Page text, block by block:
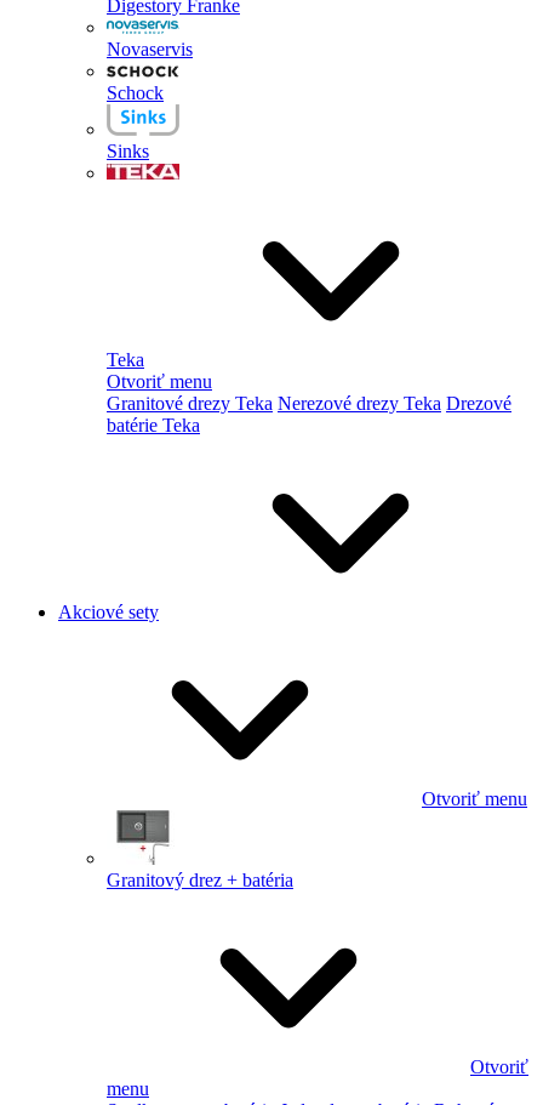
Digestory Franke
Novaservis
Schock
Sinks
Teka
Otvoriť menu
Granitové drezy Teka Nerezové drezy Teka Drezové
batérie Teka
Akciové sety
Otvoriť menu
Granitový drez + batéria
Otvoriť
menu